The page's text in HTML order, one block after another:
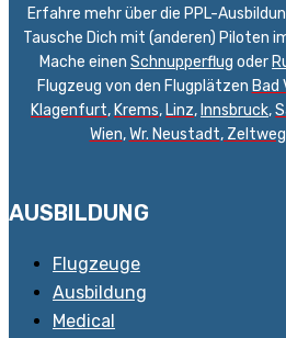
Erfahre mehr über die PPL-
Tausche Dich mit (anderen) Piloten
Mache einen Schnupperflug oder
Flugzeug von den Flugplätzen Bad
Klagenfurt, Krems, Linz, Innsbruck,
Wien,Wr. Neustadt,
AUSBILDUNG
Flugzeuge
Ausbildung
Medical